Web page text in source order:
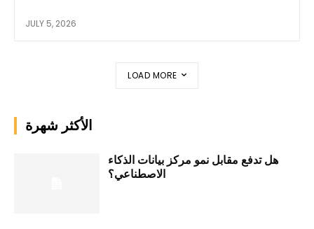
JULY 5, 2026
LOAD MORE
الأكثر شهرة
هل تدفع مقابل نمو مركز بيانات الذكاء
الاصطناعي؟